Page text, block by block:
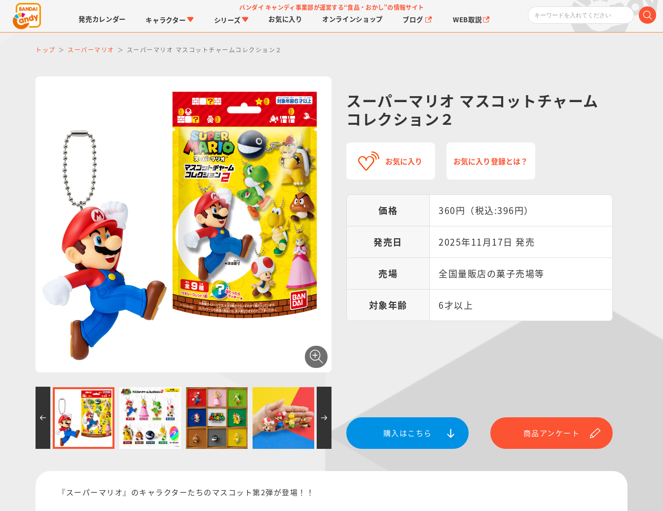
バンダイ キャンディ事業部が運営する“食品・おかし”の情報サイト
発売カレンダー キャラクター
LINK TRAVELERS 仮面ライダーシリーズ
PROJECT R.E.D.・ス
ーパー戦隊シリーズ
シリーズ
チョコボックス つりグミ
お気に入り オンラインショップ ブログ WEB取説
トップ スーパーマリオ スーパーマリオ マスコットチャームコレクション２
スーパーマリオ マスコットチャーム
コレクション２
お気に入り お気に入り登録とは？
価格 360円（税込:396円）
発売日 2025年11月17日 発売
売場 全国量販店の菓子売場等
対象年齢 6才以上
購入はこちら 商品アンケート
『スーパーマリオ』のキャラクターたちのマスコット第2弾が登場！！